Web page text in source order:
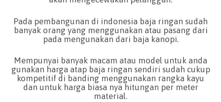
Pada pembangunan di indonesia baja ringan sudah
banyak orang yang menggunakan atau pasang dari
pada mengunakan dari baja kanopi.
Mempunyai banyak macam atau model untuk anda
gunakan harga atap baja ringan sendiri sudah cukup
kompetitif di banding menggunakan rangka kayu
dan untuk harga biasa nya hitungan per meter
material.